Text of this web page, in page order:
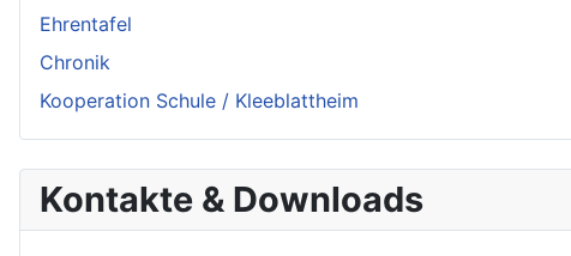
Ehrentafel
Chronik
Kooperation Schule / Kleeblattheim
Kontakte & Downloads